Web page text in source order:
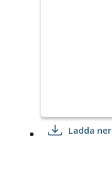
Ladda ner